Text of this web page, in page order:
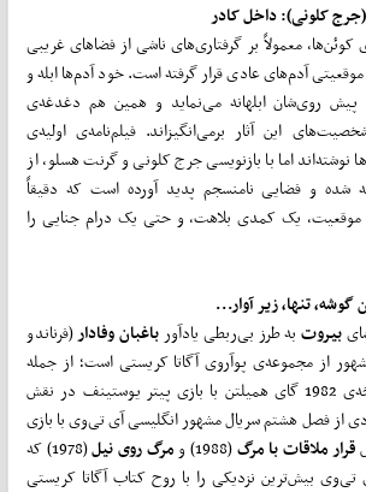
کلونی): داخل کادر
معمولاً بر گرفتاری‌های ناشی از فضاهای غریبی
آدم‌های عادی قرار گرفته است. خود آدم‌ها ابله و
روی‌شان ابلهانه می‌نماید و همین هم دغدغه‌ی
این آثار برمی‌انگیزاند. فیلم‌نامه‌ی اولیه‌ی
نوشته‌اند اما با بازنویسی جرج کلونی و گرنت هسلو، از
شده و فضایی نامنسجم پدید آورده است که دقیقاً
یک کمدی بلاهت، و حتی یک درام جنایی را
گوشه، تنها، زیر آوار...
بیروتبه طرز بی‌ربطی یادآور باغبان وفادار(فرناندو
از مجموعه‌ی پوآروی آگاتا کریستی است؛ از جمله
(نسخه‌ی 1982 گای همیلتن با بازی پیتر یوستینف در نقش
از فصل هشتم سریال مشهور انگلیسی آی تی‌وی با بازی
قرار ملاقات با مرگ(1988) و مرگ روی نیل
(1978) که
تی‌وی بیش‌ترین نزدیکی را با روح کتاب آگاتا کریستی